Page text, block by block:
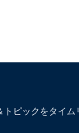
トピックをタイ